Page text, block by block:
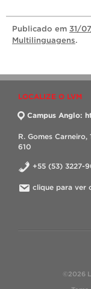
Publicado em 31/
Multilinguagens.
LOCALIZE O LVM
Campus Anglo:
R. Gomes
610
+55 (53) 3227-
clique para ver
©2026